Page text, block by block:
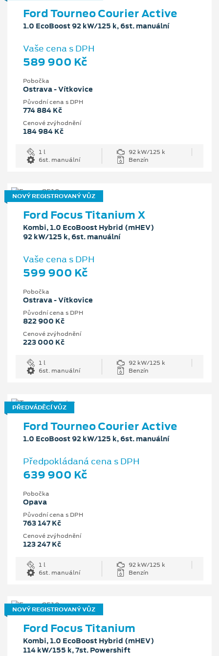
Ford Tourneo Courier Active
1.0 EcoBoost 92 kW/125 k, 6st. manuální
Vaše cena s DPH
589 900 Kč
Pobočka
Ostrava - Vítkovice
Původní cena s DPH
774 884 Kč
Cenové zvýhodnění
184 984 Kč
1 l
92 kW/125 k
6st. manuální
Benzín
NOVÝ REGISTROVANÝ VŮZ
Ford Focus Titanium X
Kombi, 1.0 EcoBoost Hybrid (mHEV)
92 kW/125 k, 6st. manuální
Vaše cena s DPH
599 900 Kč
Pobočka
Ostrava - Vítkovice
Původní cena s DPH
822 900 Kč
Cenové zvýhodnění
223 000 Kč
1 l
92 kW/125 k
6st. manuální
Benzín
PŘEDVÁDĚCÍ VŮZ
Ford Tourneo Courier Active
1.0 EcoBoost 92 kW/125 k, 6st. manuální
Předpokládaná cena s DPH
639 900 Kč
Pobočka
Opava
Původní cena s DPH
763 147 Kč
Cenové zvýhodnění
123 247 Kč
1 l
92 kW/125 k
6st. manuální
Benzín
NOVÝ REGISTROVANÝ VŮZ
Ford Focus Titanium
Kombi, 1.0 EcoBoost Hybrid (mHEV)
114 kW/155 k, 7st. Powershift